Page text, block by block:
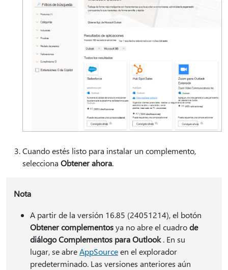
Cuando estés listo para instalar un complemento,
selecciona Obtener ahora.
Nota
A partir de la versión 16.85 (24051214), el botón
Obtener complementosya no abre el cuadrode
diálogo Complementos para Outlook. En su
lugar, se abreAppSourceen el explorador
predeterminado. Las versiones anteriores aún